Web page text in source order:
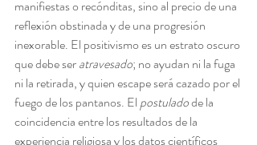
manifiestas o recónditas, sino al precio de una
reflexión obstinada y de una progresión
inexorable. El positivismo es un estrato oscuro
que debe ser atravesado; no ayudan ni la fuga
ni la retirada, y quien escape será cazado por el
fuego de los pantanos. El postulado de la
coincidencia entre los resultados de la
experiencia religiosa y los datos científicos